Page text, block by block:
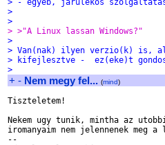
> - egyeb, jarulekos
>
>
> >"A Linux lassan Windows?"
>
> Van(nak) ilyen verzio(k) is,
> kifejlesztve -  ez(eke)t
>
+ - Nem megy fel... (mind)
Tiszteletem!
Nekem ugy tunik, mintha az
iromanyaim nem jelennenek
--